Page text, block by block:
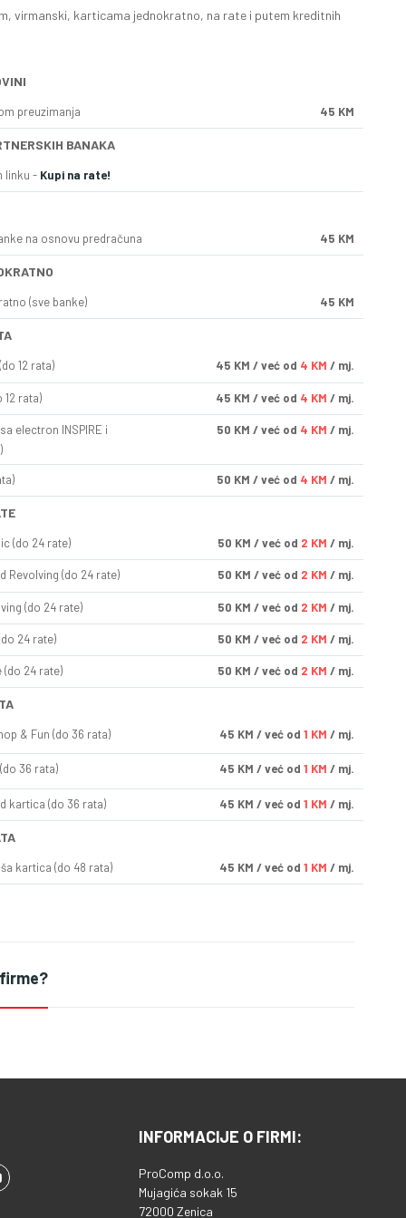
virmanski, karticama jednokratno, na rate i putem kreditnih
preuzimanja 45 KM
BANAKA
linku - Kupi na rate!
na osnovu predračuna 45 KM
(sve banke) 45 KM
12 rata) 45 KM / već od 4 KM / mj.
12 rata) 45 KM / već od 4 KM / mj.
electron INSPIRE i
50 KM / već od 4 KM / mj.
50 KM / već od 4 KM / mj.
(do 24 rate) 50 KM / već od 2 KM / mj.
Revolving (do 24 rate) 50 KM / već od 2 KM / mj.
(do 24 rate) 50 KM / već od 2 KM / mj.
24 rate) 50 KM / već od 2 KM / mj.
(do 24 rate) 50 KM / već od 2 KM / mj.
& Fun (do 36 rata) 45 KM / već od 1 KM / mj.
36 rata) 45 KM / već od 1 KM / mj.
kartica (do 36 rata) 45 KM / već od 1 KM / mj.
kartica (do 48 rata) 45 KM / već od 1 KM / mj.
INFORMACIJE O FIRMI:
ProComp d.o.o.
Mujagića sokak 15
72000 Zenica